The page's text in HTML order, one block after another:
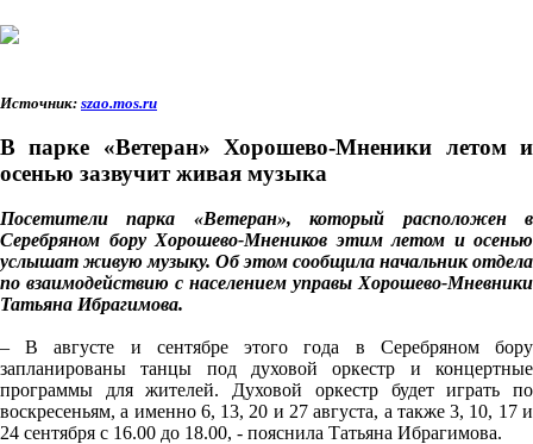
Источник: szao.mos.ru
В парке «Ветеран» Хорошево-Мненики летом и
осенью зазвучит живая музыка
Посетители парка «Ветеран», который расположен в
Серебряном бору Хорошево-Мнеников этим летом и осенью
услышат живую музыку. Об этом сообщила начальник отдела
по взаимодействию с населением управы Хорошево-Мневники
Татьяна Ибрагимова.
– В августе и сентябре этого года в Серебряном бору
запланированы танцы под духовой оркестр и концертные
программы для жителей. Духовой оркестр будет играть по
воскресеньям, а именно 6, 13, 20 и 27 августа, а также 3, 10, 17 и
24 сентября с 16.00 до 18.00, - пояснила Татьяна Ибрагимова.